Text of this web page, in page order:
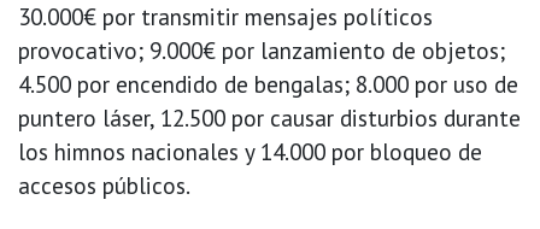
30.000€ por transmitir mensajes políticos
provocativo; 9.000€ por lanzamiento de objetos;
4.500 por encendido de bengalas; 8.000 por uso de
puntero láser, 12.500 por causar disturbios durante
los himnos nacionales y 14.000 por bloqueo de
accesos públicos.